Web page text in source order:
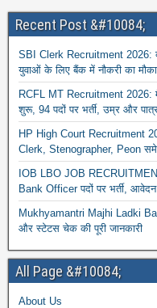
Recent Post &#10084;
SBI Clerk Recruitment 2026:
युवाओं के लिए बैंक में नौकरी का मौका
RCFL MT Recruitment 2026:
शुरू, 94 पदों पर भर्ती, उम्र और
HP High Court Recruitment
Clerk, Stenographer, Peon
IOB LBO JOB
Bank Officer पदों पर भर्ती,
Mukhyamantri Majhi Ladki
और स्टेटस चेक की पूरी जानकारी
All Page &#10084;
About Us